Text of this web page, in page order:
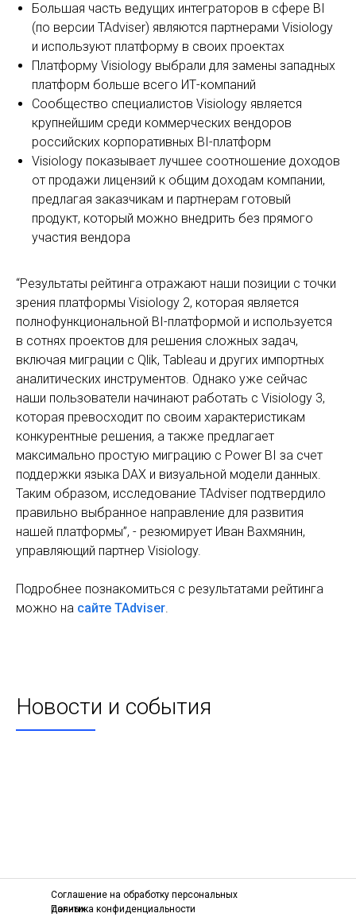
Большая часть ведущих интеграторов в сфере BI
(по версии TAdviser) являются партнерами Visiology
и используют платформу в своих проектах
Платформу Visiology выбрали для замены западных
платформ больше всего ИТ-компаний
Сообщество специалистов Visiology является
крупнейшим среди коммерческих вендоров
российских корпоративных BI-платформ
Visiology показывает лучшее соотношение доходов
от продажи лицензий к общим доходам компании,
предлагая заказчикам и партнерам готовый
продукт, который можно внедрить без прямого
участия вендора
“Результаты рейтинга отражают наши позиции с точки
зрения платформы Visiology 2, которая является
полнофункциональной BI-платформой и используется
в сотнях проектов для решения сложных задач,
включая миграции с Qlik, Tableau и других импортных
аналитических инструментов. Однако уже сейчас
наши пользователи начинают работать с Visiology 3,
которая превосходит по своим характеристикам
конкурентные решения, а также предлагает
максимально простую миграцию с Power BI за счет
поддержки языка DAX и визуальной модели данных.
Таким образом, исследование TAdviser подтвердило
правильно выбранное направление для развития
нашей платформы”, - резюмирует Иван Вахмянин,
управляющий партнер Visiology.
Подробнее познакомиться с результатами рейтинга
можно на сайте TAdviser.
Новости и события
Соглашение на обработку персональных
данных
Политика конфиденциальности